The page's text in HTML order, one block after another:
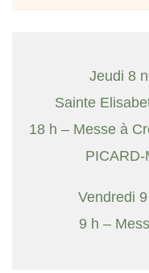
Jeudi 8
Sainte
18 h – Messe à
PICARD-
Vendredi
9 h –